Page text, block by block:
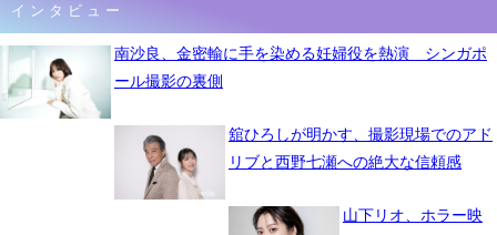
インタビュー
南沙良、金密輸に手を染める妊婦役を熱演 シンガポ
ール撮影の裏側
舘ひろしが明かす、撮影現場でのアド
リブと西野七瀬への絶大な信頼感
山下リオ、ホラー映